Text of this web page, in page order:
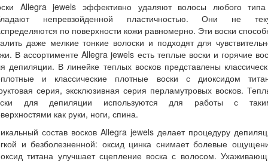
Allegra jewels эффективно удаляют волосы любого
непревзойденной пластичностью. Они не
по поверхности кожи равномерно. Эти воски
даже мелкие тонкие волоски и подходят для
В ассортименте Allegra jewels есть теплые воски и горячие
депиляции. В линейке теплых восков представлены
и классические плотные воски с диоксидом
серия, эксклюзивная серия перламутровых восков.
для депиляции используются для работы с
как руки, ноги, спина.
состав восков Allegra jewels делает процедуру
и безболезненной: оксид цинка снимает болевые
титана улучшает сцепление воска с волосом.